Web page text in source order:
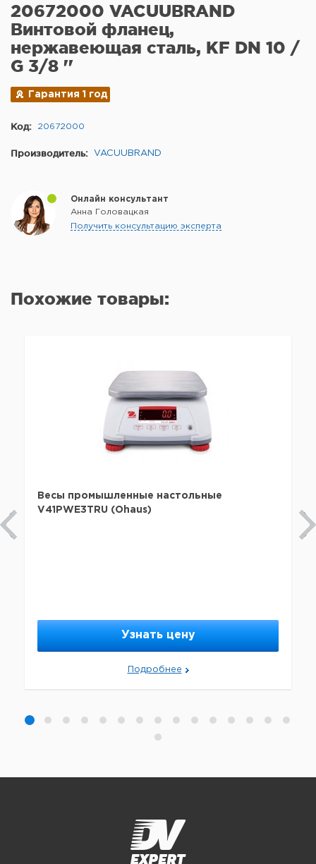
20672000 VACUUBRAND
Винтовой фланец,
нержавеющая сталь, KF DN 10 /
G 3/8 ''
Гарантия 1 год
Код: 20672000
Производитель: VACUUBRAND
Онлайн консультант
Анна Головацкая
Получить консультацию эксперта
Похожие товары:
Весы промышленные настольные
V41PWE3TRU (Ohaus)
Узнать цену
Подробнее